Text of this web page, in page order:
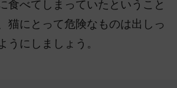
食べてしまっていたということ
猫にとって危険なものは出しっ
うにしましょう。